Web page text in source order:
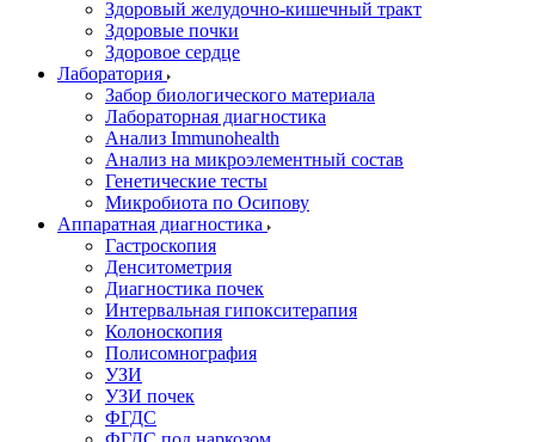
Здоровый желудочно-кишечный тракт
Здоровые почки
Здоровое сердце
Лаборатория
Забор биологического материала
Лабораторная диагностика
Анализ Immunohealth
Анализ на микроэлементный состав
Генетические тесты
Микробиота по Осипову
Аппаратная диагностика
Гастроскопия
Денситометрия
Диагностика почек
Интервальная гипокситерапия
Колоноскопия
Полисомнография
УЗИ
УЗИ почек
ФГДС